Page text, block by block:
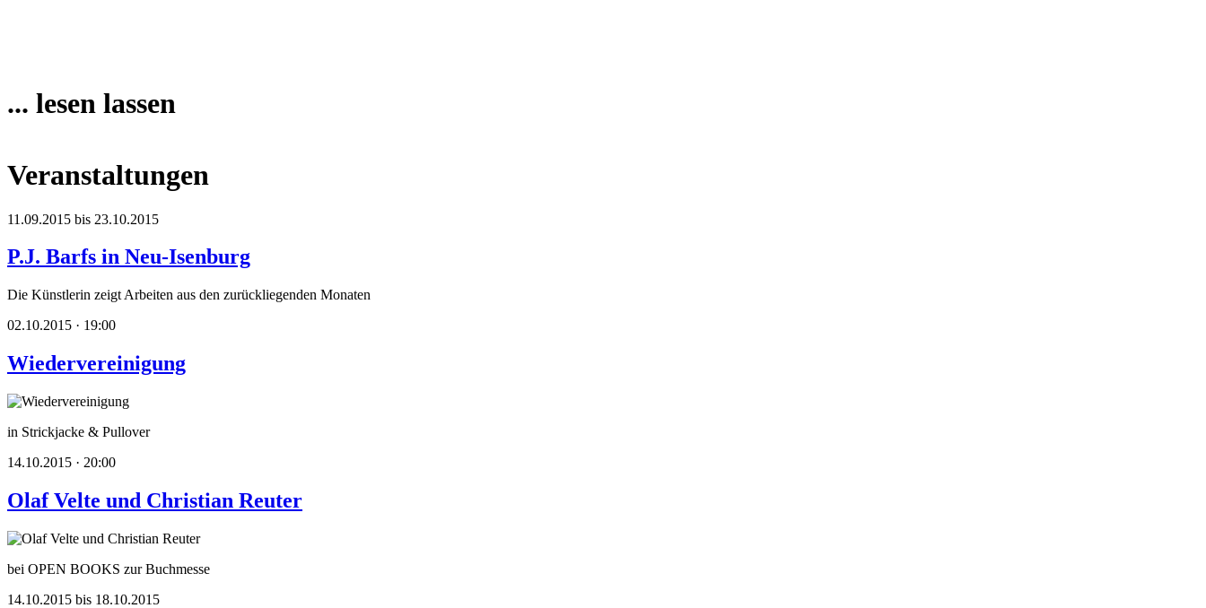
... lesen lassen
Veranstaltungen
11.09.2015 bis 23.10.2015
P.J. Barfs in Neu-Isenburg
Die Künstlerin zeigt Arbeiten aus den zurückliegenden Monaten
02.10.2015 · 19:00
Wiedervereinigung
in Strickjacke & Pullover
14.10.2015 · 20:00
Olaf Velte und Christian Reuter
bei OPEN BOOKS zur Buchmesse
14.10.2015 bis 18.10.2015